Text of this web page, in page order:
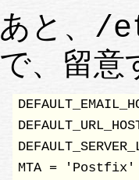
あと、 /
で、留意
MTA = 'Postfix'